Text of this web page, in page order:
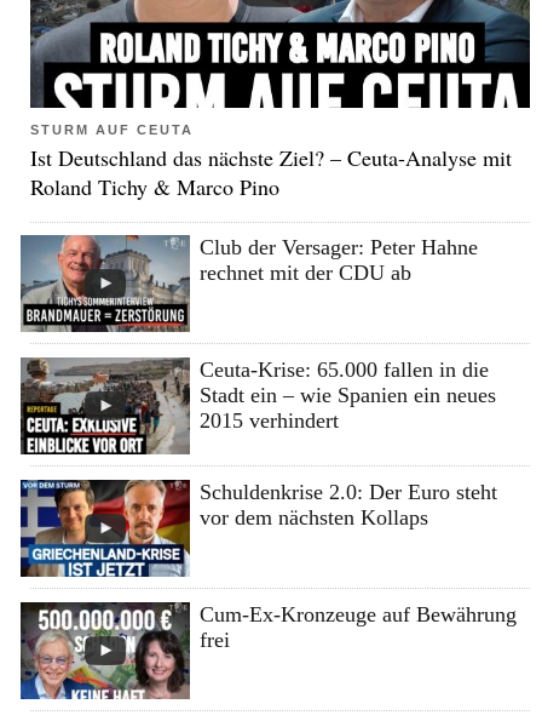
STURM AUF CEUTA
Ist Deutschland das nächste Ziel? – Ceuta-Analyse mit
Roland Tichy & Marco Pino
Club der Versager: Peter Hahne
rechnet mit der CDU ab
Ceuta-Krise: 65.000 fallen in die
Stadt ein – wie Spanien ein neues
2015 verhindert
Schuldenkrise 2.0: Der Euro steht
vor dem nächsten Kollaps
Cum-Ex-Kronzeuge auf Bewährung
frei